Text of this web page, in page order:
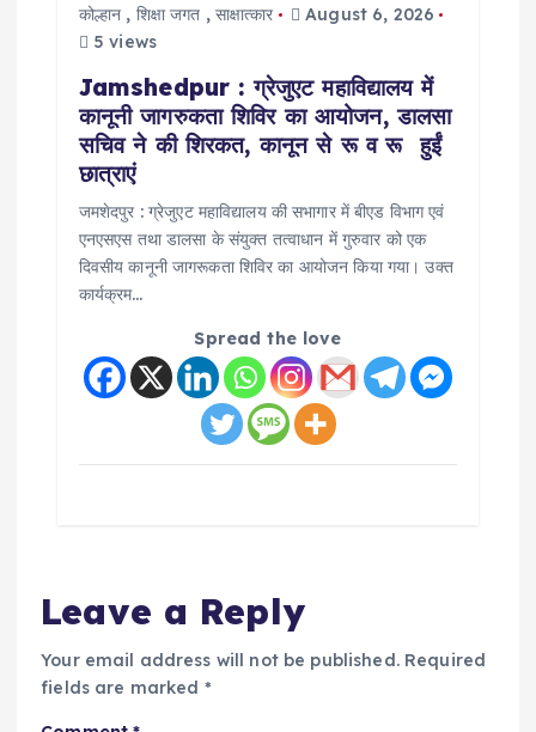
कोल्हान , शिक्षा जगत , साक्षात्कार
August 6, 2026
5 views
Jamshedpur : ग्रेजुएट महाविद्यालय में
कानूनी जागरुकता शिविर का आयोजन, डालसा
सचिव ने की शिरकत, कानून से रू व रू हुईं
छात्राएं
जमशेदपुर : ग्रेजुएट महाविद्यालय की सभागार में बीएड विभाग एवं
एनएसएस तथा डालसा के संयुक्त तत्वाधान में गुरुवार को एक
दिवसीय कानूनी जागरूकता शिविर का आयोजन किया गया। उक्त
कार्यक्रम…
Spread the love
Leave a Reply
Your email address will not be published. Required
fields are marked *